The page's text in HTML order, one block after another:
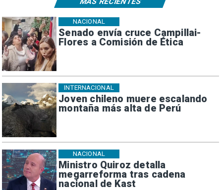
Senado envía cruce Campillai-
Flores a Comisión de Ética
NACIONAL
Joven chileno muere escalando
montaña más alta de Perú
INTERNACIONAL
Ministro Quiroz detalla
megarreforma tras cadena
nacional de Kast
NACIONAL